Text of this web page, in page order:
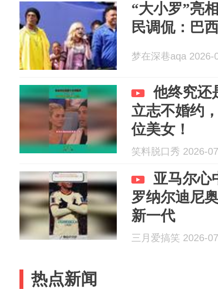
“大小罗”亮
民调侃：巴
梦在深巷aqa 2026-
他终究还
立志不婚约
位美女！
笑料脱口秀 2026-
亚马尔心
罗纳尔迪尼
新一代
三月爱搞笑 2026-
热点新闻